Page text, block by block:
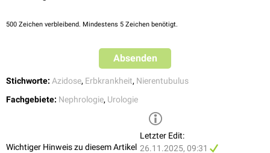
500 Zeichen verbleibend. Mindestens 5 Zeichen benötigt.
Absenden
Stichworte: Azidose, Erbkrankheit, Nierentubulus
Fachgebiete: Nephrologie, Urologie
Wichtiger Hinweis zu diesem Artikel
Letzter Edit:
26.11.2025, 09:31